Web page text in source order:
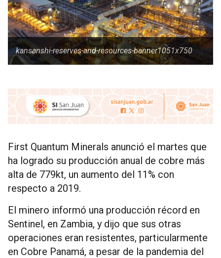
kansanshi-reserves-and-resources-banner1051x750
First Quantum Minerals anunció el martes que
ha logrado su producción anual de cobre más
alta de 779kt, un aumento del 11% con
respecto a 2019.
El minero informó una producción récord en
Sentinel, en Zambia, y dijo que sus otras
operaciones eran resistentes, particularmente
en Cobre Panamá, a pesar de la pandemia del